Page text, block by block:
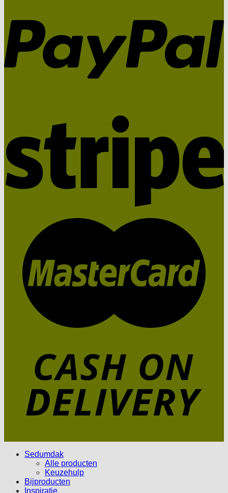
Sedumdak
Alle producten
Keuzehulp
Bijproducten
Inspiratie